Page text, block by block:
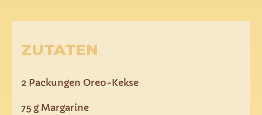
ZUTATEN
2 Packungen Oreo-Kekse
75 g Margarine